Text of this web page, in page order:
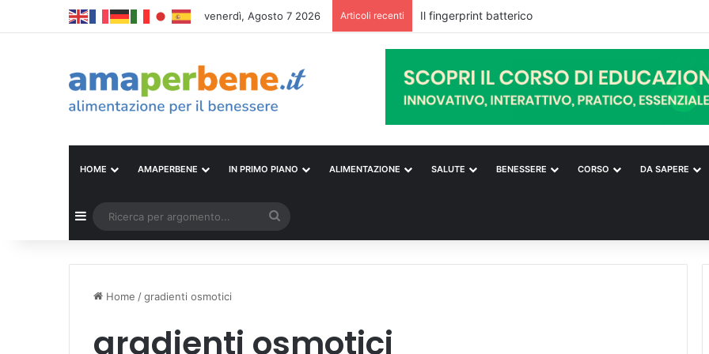
venerdì, Agosto 7 2026 Articoli recenti Il fingerprint batterico
HOME AMAPERBENE IN PRIMO PIANO ALIMENTAZIONE SALUTE BENESSERE CORSO DA SAPERE
Barra laterale
per
Home /gradienti osmotici
gradienti osmotici